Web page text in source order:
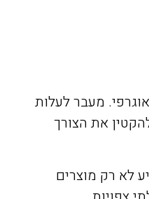
מעבר לעלות
את הצורך
לא רק מוצרים